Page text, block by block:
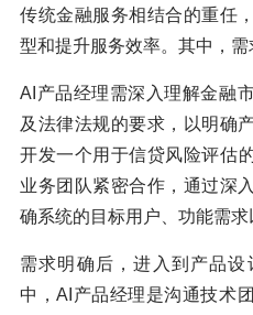
传统金融服务相结合的重任
型和提升服务效率。其中，需
AI产品经理需深入理解金融
及法律法规的要求，以明确
开发一个用于信贷风险评估
业务团队紧密合作，通过深
确系统的目标用户、功能需求
需求明确后，进入到产品
中，AI产品经理是沟通技术